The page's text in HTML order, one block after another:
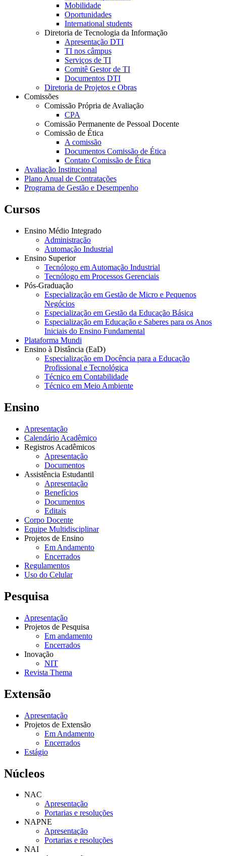
Mobilidade
Oportunidades
International students
Diretoria de Tecnologia da Informação
Apresentação DTI
TI nos câmpus
Serviços de TI
Comitê Gestor de TI
Documentos DTI
Diretoria de Projetos e Obras
Comissões
Comissão Própria de Avaliação
CPA
Comissão Permanente de Pessoal Docente
Comissão de Ética
A comissão
Documentos Comissão de Ética
Contato Comissão de Ética
Avaliação Institucional
Plano Anual de Contratações
Programa de Gestão e Desempenho
Cursos
Ensino Médio Integrado
Administração
Automação Industrial
Ensino Superior
Tecnólogo em Automação Industrial
Tecnólogo em Processos Gerenciais
Pós-Graduação
Especialização em Gestão de Micro e Pequenos
Negócios
Especialização em Gestão da Educação Básica
Especialização em Educação e Saberes para os Anos
Iniciais do Ensino Fundamental
Plataforma Mundi
Ensino à Distância (EaD)
Especialização em Docência para a Educação
Profissional e Tecnológica
Técnico em Contabilidade
Técnico em Meio Ambiente
Ensino
Apresentação
Calendário Acadêmico
Registros Acadêmicos
Apresentação
Documentos
Assistência Estudantil
Apresentação
Benefícios
Documentos
Editais
Corpo Docente
Equipe Multidisciplinar
Projetos de Ensino
Em Andamento
Encerrados
Regulamentos
Uso do Celular
Pesquisa
Apresentação
Projetos de Pesquisa
Em andamento
Encerrados
Inovação
NIT
Revista Thema
Extensão
Apresentação
Projetos de Extensão
Em Andamento
Encerrados
Estágio
Núcleos
NAC
Apresentação
Portarias e resoluções
NAPNE
Apresentação
Portarias e resoluções
NAI